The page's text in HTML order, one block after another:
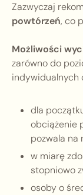
Zazwyczaj
powtórzeń, co
Możliwości
zarówno do
indywidualnych
dla
obciążenie
pozwala na
w miarę
stopniowo
osoby o